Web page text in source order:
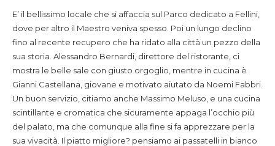
E’ il bellissimo locale che si affaccia sul Parco dedicato a Fellini,
dove per altro il Maestro veniva spesso. Poi un lungo declino
fino al recente recupero che ha ridato alla città un pezzo della
sua storia. Alessandro Bernardi, direttore del ristorante, ci
mostra le belle sale con giusto orgoglio, mentre in cucina è
Gianni Castellana, giovane e motivato aiutato da Noemi Fabbri.
Un buon servizio, citiamo anche Massimo Meluso, e una cucina
scintillante e cromatica che sicuramente appaga l’occhio più
del palato, ma che comunque alla fine si fa apprezzare per la
sua vivacità. Il piatto migliore? pensiamo ai passatelli in bianco